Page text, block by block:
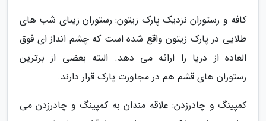
کافه و رستوران نزدیک پارک زیتون: رستوران زیبای شب های
طلایی در پارک زیتون واقع شده است که چشم انداز ای فوق
العاده از دریا را ارائه می دهد. البته بعضی از برترین
رستوران های قشم هم در مجاورت پارک قرار دارند.
کمپینگ و چادرزدن: علاقه مندان به کمپینگ و چادرزدن می